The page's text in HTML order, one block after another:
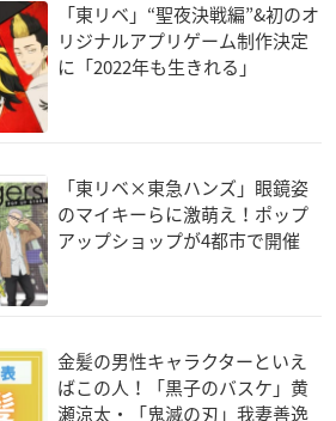
「東リベ」“聖夜決戦編”&初のオ
リジナルアプリゲーム制作決定
に「2022年も生きれる」
「東リベ×東急ハンズ」眼鏡姿
のマイキーらに激萌え！ポップ
アップショップが4都市で開催
金髪の男性キャラクターといえ
ばこの人！「黒子のバスケ」黄
瀬涼太・「鬼滅の刃」我妻善逸